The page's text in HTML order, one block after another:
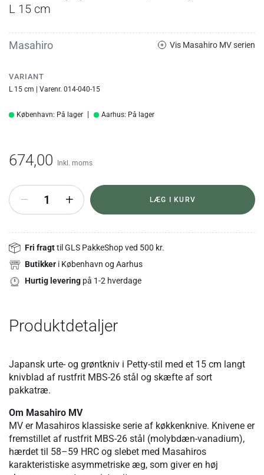
L 15 cm
Masahiro Vis Masahiro MV serien
VARIANT
L 15 cm | Varenr. 014-040-15
København: På lager Aarhus: På lager
674,00 Inkl. moms
+ LÆG I KURV
Fri fragttil GLS PakkeShop ved 500 kr.
Butikker i København og Aarhus
Hurtig levering på 1-2 hverdage
Produktdetaljer
Japansk urte- og grøntkniv i Petty-stil med et 15 cm langt
knivblad af rustfrit MBS-26 stål og skæfte af sort
pakkatræ.
Om Masahiro MV
MV er Masahiros klassiske serie af køkkenknive. Knivene er
fremstillet af rustfrit MBS-26 stål (molybdæn-vanadium),
hærdet til 58–59 HRC og slebet med Masahiros
karakteristiske asymmetriske æg, som giver en høj